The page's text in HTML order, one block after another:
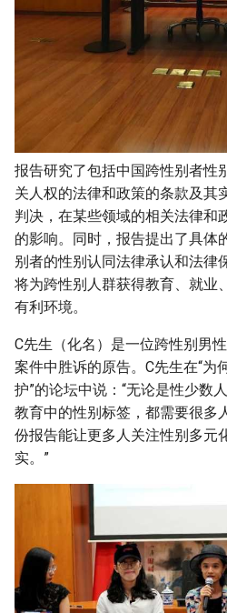
报告研究了包括中国跨性别者性
关人权的法律和政策的条款及其
判决，在某些领域的相关法律和
的影响。同时，报告提出了具体
别者的性别认同法律承认和法律
将为跨性别人群获得教育、就业
有利环境。
C先生（化名）是一位跨性别男
案件中胜诉的原告。C先生在“为
护”的论坛中说：“无论是性少数
教育中的性别标签，都需要很多
份报告能让更多人关注性别多元
实。”